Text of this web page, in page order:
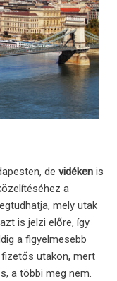
devidéken is
a
mely utak
is jelzi előre, így
a figyelmesebb
utakon, mert
a többi meg nem.